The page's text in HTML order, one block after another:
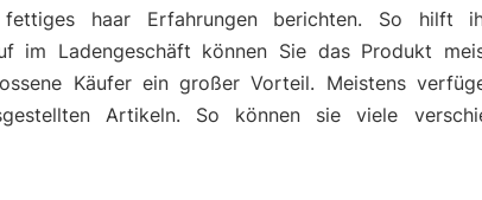
haar Erfahrungen berichten. So hilft
im Ladengeschäft können Sie das Produkt
Käufer ein großer Vorteil. Meistens
Artikeln. So können sie viele